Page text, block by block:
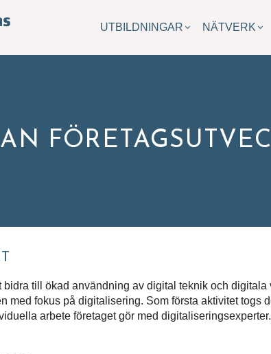
UTBILDNINGAR NÄTVERK
bidra till ökad användning av digital teknik och
med fokus på digitalisering. Som första aktivitet
arbete företaget gör med digitaliseringsexperter.